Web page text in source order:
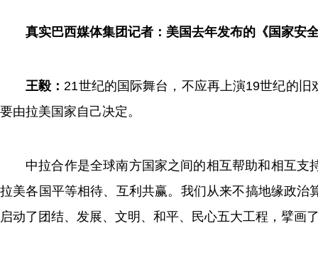
真实巴西媒体集团记者：美国去年发布的《国家安
王毅：21世纪的国际舞台，不应再上演19世纪的
要由拉美国家自己决定。
中拉合作是全球南方国家之间的相互帮助和相互
拉美各国平等相待、互利共赢。我们从来不搞地缘政
启动了团结、发展、文明、和平、民心五大工程，擘画